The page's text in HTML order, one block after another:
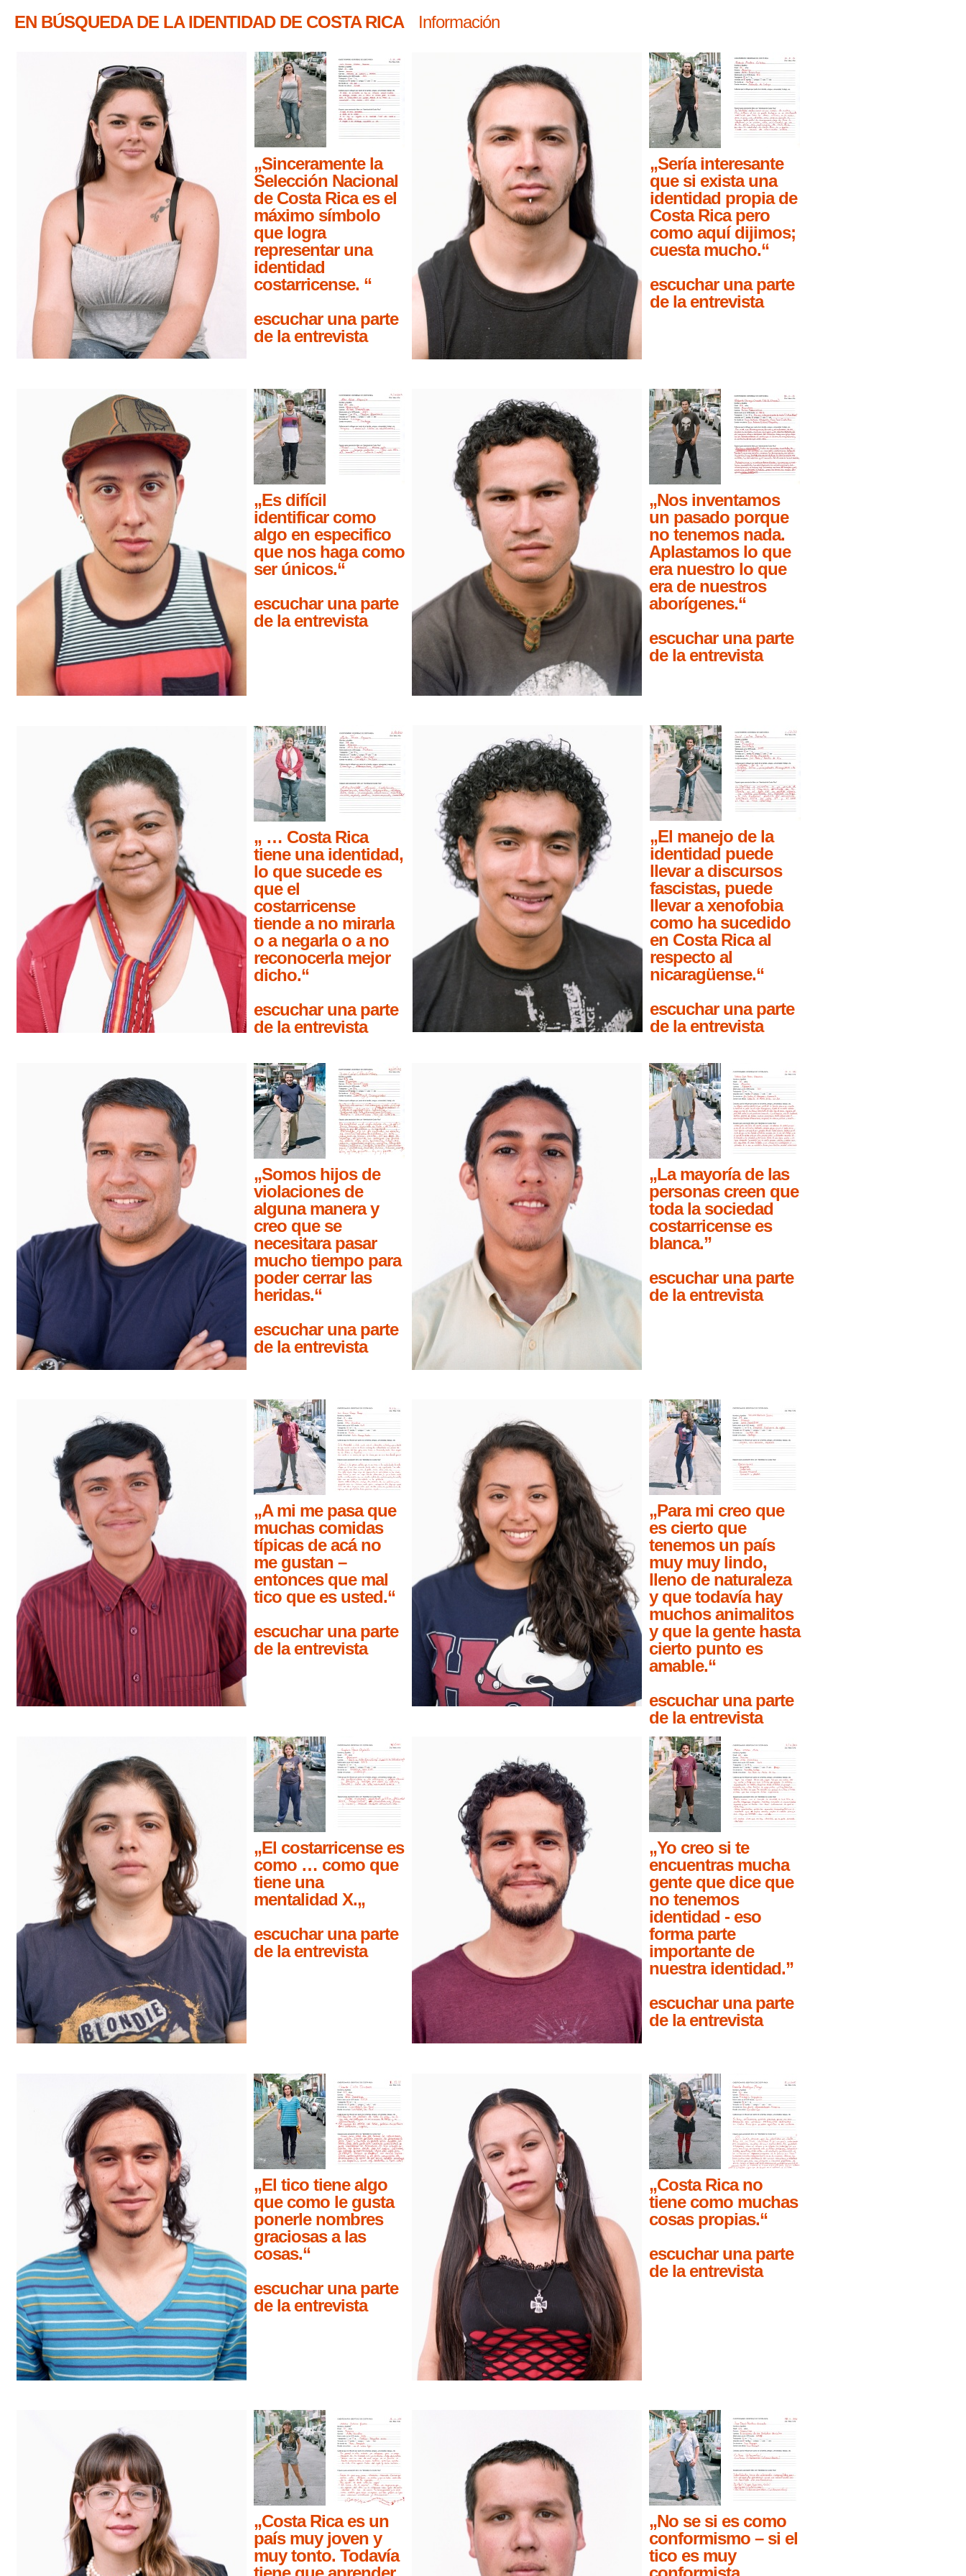
EN BÚSQUEDA DE LA IDENTIDAD DE COSTA RICA Información
„Sinceramente la
Selección Nacional
de Costa Rica es el
máximo símbolo
que logra
representar una
identidad
costarricense. “
escuchar una parte
de la entrevista
„Sería interesante
que si exista una
identidad propia de
Costa Rica pero
como aquí dijimos;
cuesta mucho.“
escuchar una parte
de la entrevista
„Es difícil
identificar como
algo en especifico
que nos haga como
ser únicos.“
escuchar una parte
de la entrevista
„Nos inventamos
un pasado porque
no tenemos nada.
Aplastamos lo que
era nuestro lo que
era de nuestros
aborígenes.“
escuchar una parte
de la entrevista
„ … Costa Rica
tiene una identidad,
lo que sucede es
que el
costarricense
tiende a no mirarla
o a negarla o a no
reconocerla mejor
dicho.“
escuchar una parte
de la entrevista
„El manejo de la
identidad puede
llevar a discursos
fascistas, puede
llevar a xenofobia
como ha sucedido
en Costa Rica al
respecto al
nicaragüense.“
escuchar una parte
de la entrevista
„Somos hijos de
violaciones de
alguna manera y
creo que se
necesitara pasar
mucho tiempo para
poder cerrar las
heridas.“
escuchar una parte
de la entrevista
„La mayoría de las
personas creen que
toda la sociedad
costarricense es
blanca.”
escuchar una parte
de la entrevista
„A mi me pasa que
muchas comidas
típicas de acá no
me gustan –
entonces que mal
tico que es usted.“
escuchar una parte
de la entrevista
„Para mi creo que
es cierto que
tenemos un país
muy muy lindo,
lleno de naturaleza
y que todavía hay
muchos animalitos
y que la gente hasta
cierto punto es
amable.“
escuchar una parte
de la entrevista
„El costarricense es
como … como que
tiene una
mentalidad X.„
escuchar una parte
de la entrevista
„Yo creo si te
encuentras mucha
gente que dice que
no tenemos
identidad - eso
forma parte
importante de
nuestra identidad.”
escuchar una parte
de la entrevista
„El tico tiene algo
que como le gusta
ponerle nombres
graciosas a las
cosas.“
escuchar una parte
de la entrevista
„Costa Rica no
tiene como muchas
cosas propias.“
escuchar una parte
de la entrevista
„Costa Rica es un
país muy joven y
muy tonto. Todavía
„No se si es como
conformismo – si el
tico es muy